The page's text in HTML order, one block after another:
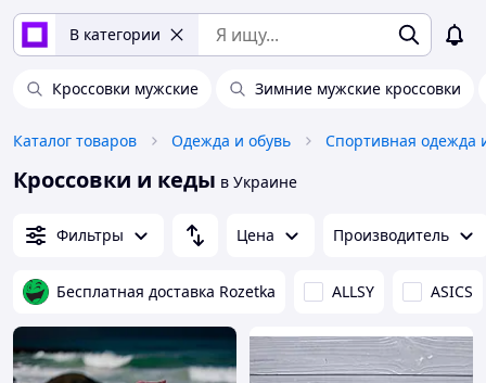
В категории
Кроссовки мужские Зимние мужские кроссовки
Каталог товаров Одежда и обувь Спортивная одежда
Кроссовки и кеды в Украине
Фильтры Цена Производитель
Бесплатная доставка Rozetka ALLSY ASICS